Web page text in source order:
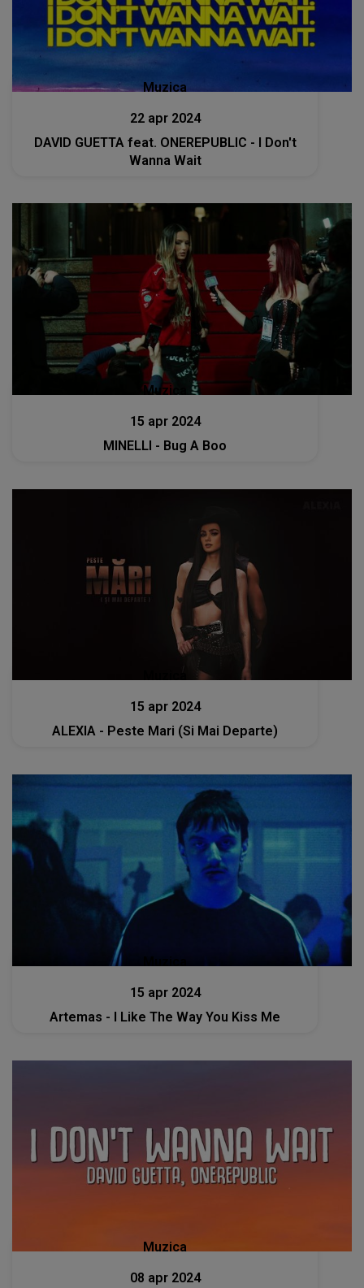
Muzica
22 apr 2024
DAVID GUETTA feat. ONEREPUBLIC - I Don't
Wanna Wait
Muzica
15 apr 2024
MINELLI - Bug A Boo
15 apr 2024
ALEXIA - Peste Mari (Si Mai Departe)
15 apr 2024
Artemas - I Like The Way You Kiss Me
Muzica
08 apr 2024